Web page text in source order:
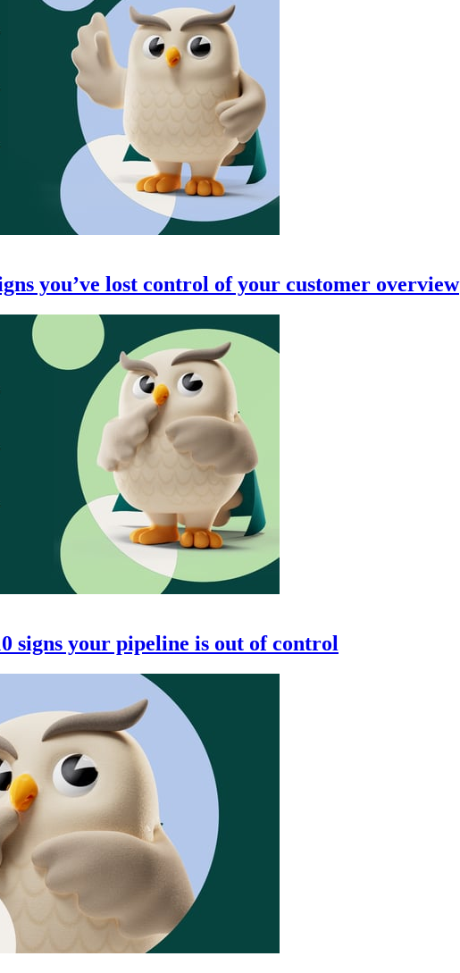
you’ve lost control of your customer overview
signs your pipeline is out of control